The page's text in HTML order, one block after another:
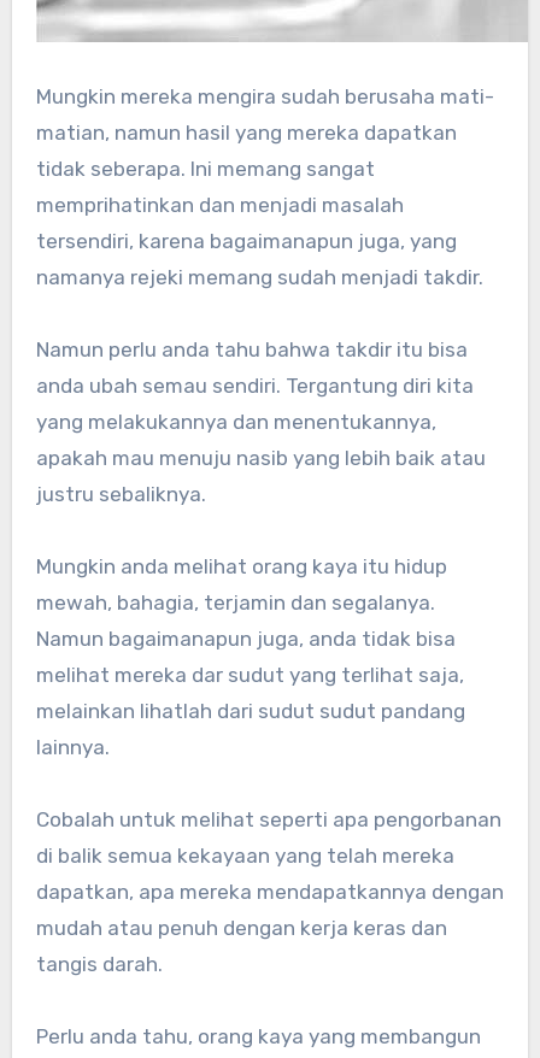
Mungkin mereka mengira sudah berusaha mati-
matian, namun hasil yang mereka dapatkan
tidak seberapa. Ini memang sangat
memprihatinkan dan menjadi masalah
tersendiri, karena bagaimanapun juga, yang
namanya rejeki memang sudah menjadi takdir.
Namun perlu anda tahu bahwa takdir itu bisa
anda ubah semau sendiri. Tergantung diri kita
yang melakukannya dan menentukannya,
apakah mau menuju nasib yang lebih baik atau
justru sebaliknya.
Mungkin anda melihat orang kaya itu hidup
mewah, bahagia, terjamin dan segalanya.
Namun bagaimanapun juga, anda tidak bisa
melihat mereka dar sudut yang terlihat saja,
melainkan lihatlah dari sudut sudut pandang
lainnya.
Cobalah untuk melihat seperti apa pengorbanan
di balik semua kekayaan yang telah mereka
dapatkan, apa mereka mendapatkannya dengan
mudah atau penuh dengan kerja keras dan
tangis darah.
Perlu anda tahu, orang kaya yang membangun